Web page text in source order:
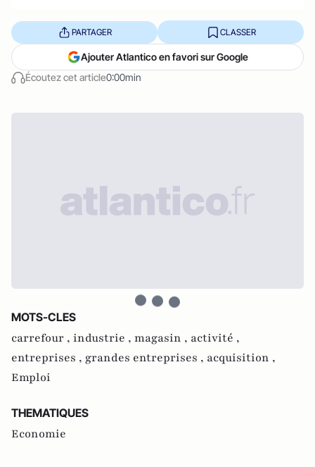
Écoutez cet article0:00min
PARTAGER CLASSER
Ajouter Atlantico en favori sur Google
MOTS-CLES
carrefour , industrie , magasin , activité ,
entreprises , grandes entreprises , acquisition ,
Emploi
THEMATIQUES
Economie